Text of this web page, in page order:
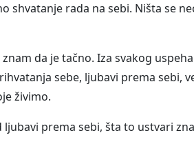
shvatanje rada na sebi. Ništa se
znam da je tačno. Iza svakog
sebe, ljubavi prema sebi,
živimo.
prema sebi, šta to ustvari